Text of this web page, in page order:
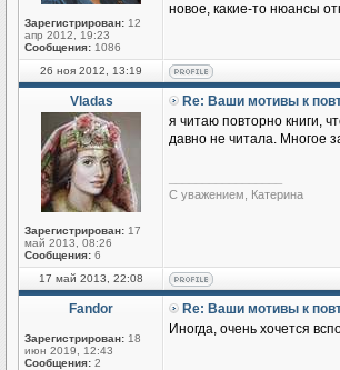
Зарегистрирован: 12
апр 2012, 19:23
Сообщения: 1086
новое, какие-то нюансы
26 ноя 2012, 13:19
Vladas
Зарегистрирован: 17
май 2013, 08:26
Сообщения: 6
Re: Ваши мотивы к
я читаю повторно книги,
давно не читала. Многое
С уважением, Катерина
17 май 2013, 22:08
Fandor
Зарегистрирован: 18
июн 2019, 12:43
Сообщения: 2
Re: Ваши мотивы к
Иногда, очень хочется